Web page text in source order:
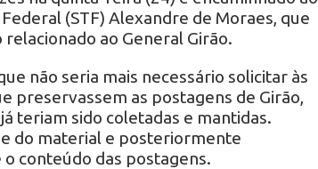
(STF) Alexandre de Moraes, que
ao General Girão.
não seria mais necessário solicitar às
preservassem as postagens de Girão,
teriam sido coletadas e mantidas.
do material e posteriormente
conteúdo das postagens.